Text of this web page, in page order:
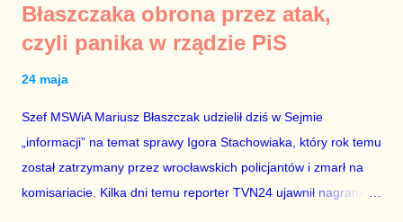
Błaszczaka obrona przez atak,
czyli panika w rządzie PiS
24 maja
Szef MSWiA Mariusz Błaszczak udzielił dziś w Sejmie
„informacji” na temat sprawy Igora Stachowiaka, który rok temu
został zatrzymany przez wrocławskich policjantów i zmarł na
komisariacie. Kilka dni temu reporter TVN24 ujawnił nagranie